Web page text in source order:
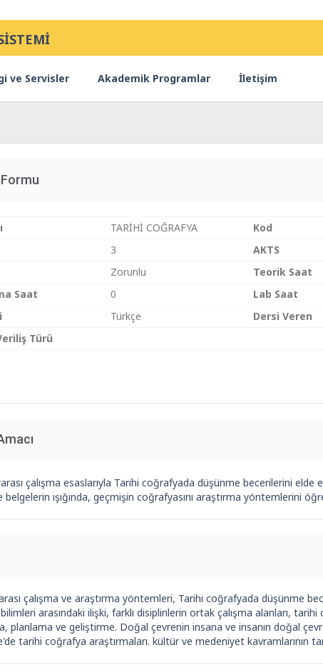
ve Servisler Akademik Programlar İletişim
TARİHİ COĞRAFYA Kod
3 AKTS
Zorunlu Teorik Saat
Saat
0 Lab Saat
Türkçe Dersi Veren
Türü
çalışma esaslarıyla Tarihi coğrafyada düşünme becerilerini
belgelerin ışığında, geçmişin coğrafyasını araştırma yöntemlerini
çalışma ve araştırma yöntemleri, Tarihi coğrafyada düşünme
arasındaki ilişki, farklı disiplinlerin ortak çalışma alanları,
planlama ve geliştirme. Doğal çevrenin insana ve insanın doğal
tarihi coğrafya araştırmaları. kültür ve medeniyet kavramlarının